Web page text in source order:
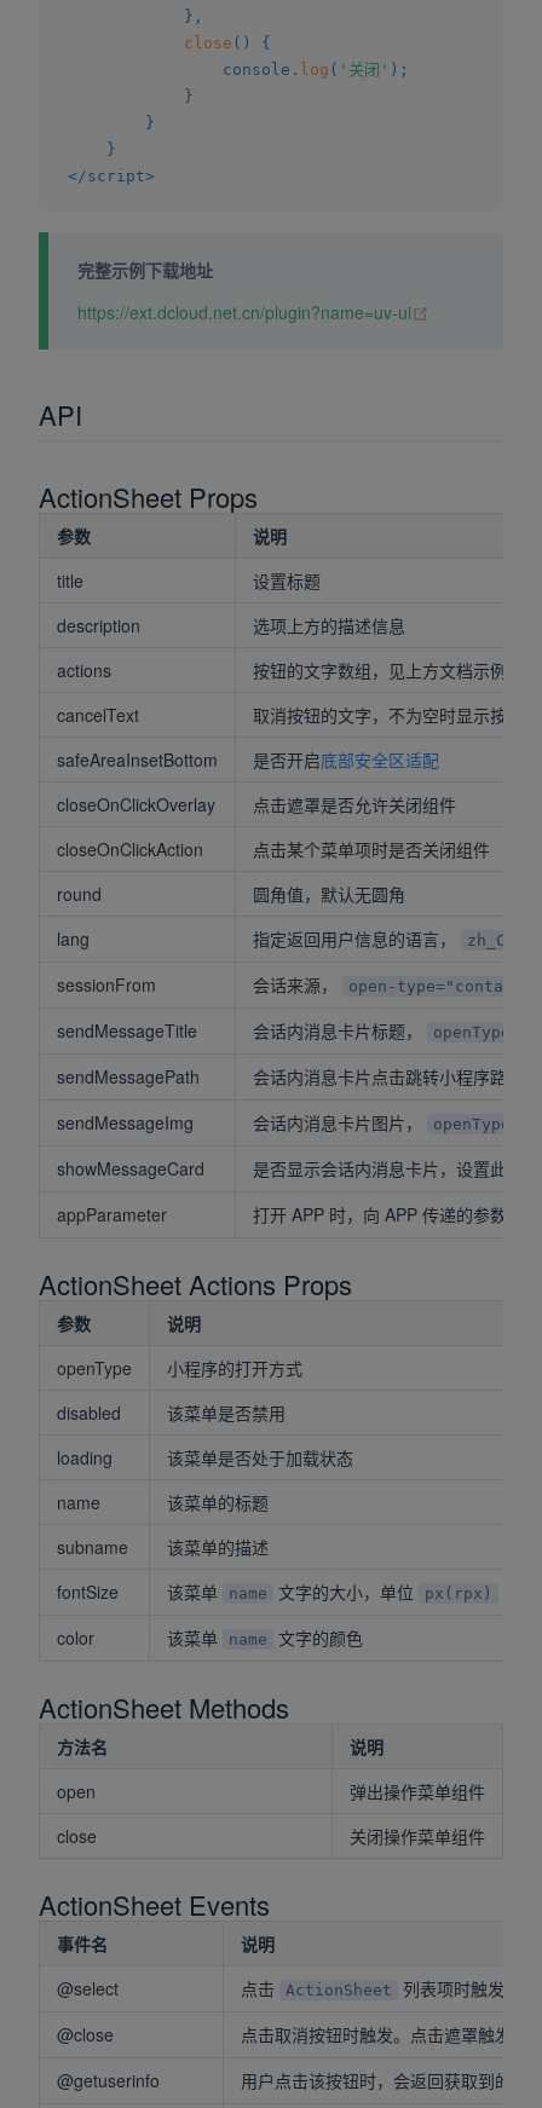
} ,
close ( )
{
				console
. log ( '关闭' ) ;
}
}
}
</script>
完整示例下载地址
https://ext.dcloud.net.cn/plugin?name=uv-ui
API
ActionSheet Props
参数
说明
title
设置标题
description
选项上方的描述信息
actions
按钮的文字数组，见上方文档示例
cancelText
取消按钮的文字，不为空时显示按钮
safeAreaInsetBottom
是否开启底部安全区适配
closeOnClickOverlay
点击遮罩是否允许关闭组件
closeOnClickAction
点击某个菜单项时是否关闭组件
round
圆角值，默认无圆角
lang
指定返回用户信息的语言， zh_CN
sessionFrom
会话来源， open-type="contact"
sendMessageTitle 会话内消息卡片标题，
sendMessagePath
会话内消息卡片点击跳转小程序路径，
sendMessageImg
会话内消息卡片图片，
showMessageCard
是否显示会话内消息卡片，设置此参
appParameter
打开 APP 时，向 APP 传递的参数，
ActionSheet Actions Props
参数 说明
openType
小程序的打开方式
disabled
该菜单是否禁用
loading
该菜单是否处于加载状态
name
该菜单的标题
subname
该菜单的描述
fontSize
该菜单 name 文字的大小，单位 px(rpx)
color
该菜单 name 文字的颜色
ActionSheet Methods
方法名
说明
open
弹出操作菜单组件
close
关闭操作菜单组件
ActionSheet Events
事件名
说明
@select
点击 ActionSheet
列表项时触发
@close
点击取消按钮时触发。点击遮罩触发该
@getuserinfo
用户点击该按钮时，会返回获取到的用